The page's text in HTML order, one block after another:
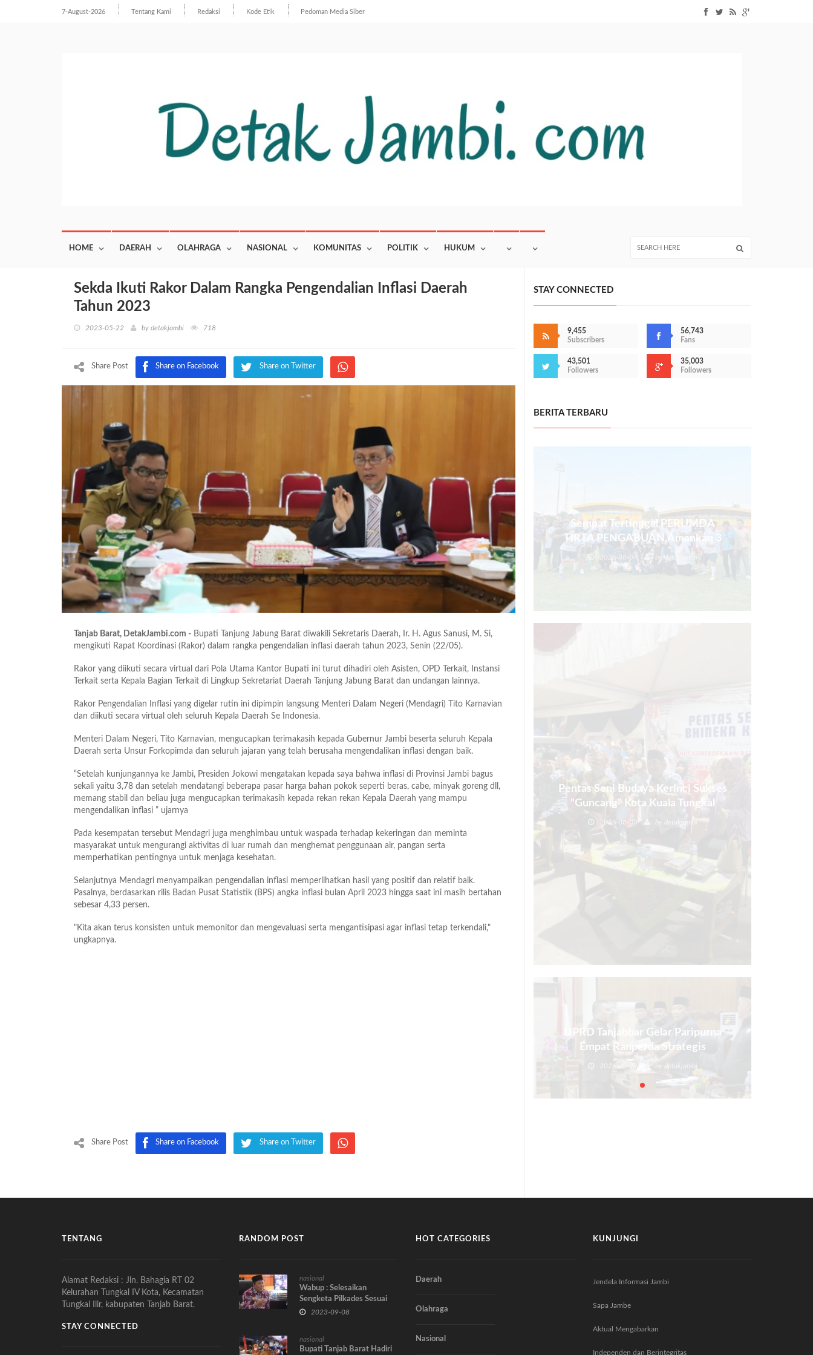
7-August-2026 Tentang Kami Redaksi Kode Etik Pedoman Media Siber
HOME DAERAH OLAHRAGA NASIONAL KOMUNITAS POLITIK HUKUM
Sekda Ikuti Rakor Dalam Rangka Pengendalian Inflasi Daerah
Tahun 2023
2023-05-22 by detakjambi 718
Share Post Share on Facebook Share on Twitter
Tanjab Barat, DetakJambi.com - Bupati Tanjung Jabung Barat diwakili Sekretaris Daerah, Ir. H. Agus Sanusi, M. Si,
mengikuti Rapat Koordinasi (Rakor) dalam rangka pengendalian inflasi daerah tahun 2023, Senin (22/05).
Rakor yang diikuti secara virtual dari Pola Utama Kantor Bupati ini turut dihadiri oleh Asisten, OPD Terkait, Instansi
Terkait serta Kepala Bagian Terkait di Lingkup Sekretariat Daerah Tanjung Jabung Barat dan undangan lainnya.
Rakor Pengendalian Inflasi yang digelar rutin ini dipimpin langsung Menteri Dalam Negeri (Mendagri) Tito Karnavian
dan diikuti secara virtual oleh seluruh Kepala Daerah Se Indonesia.
Menteri Dalam Negeri, Tito Karnavian, mengucapkan terimakasih kepada Gubernur Jambi beserta seluruh Kepala
Daerah serta Unsur Forkopimda dan seluruh jajaran yang telah berusaha mengendalikan inflasi dengan baik.
“Setelah kunjungannya ke Jambi, Presiden Jokowi mengatakan kepada saya bahwa inflasi di Provinsi Jambi bagus
sekali yaitu 3,78 dan setelah mendatangi beberapa pasar harga bahan pokok seperti beras, cabe, minyak goreng dll,
memang stabil dan beliau juga mengucapkan terimakasih kepada rekan rekan Kepala Daerah yang mampu
mengendalikan inflasi ” ujarnya
Pada kesempatan tersebut Mendagri juga menghimbau untuk waspada terhadap kekeringan dan meminta
masyarakat untuk mengurangi aktivitas di luar rumah dan menghemat penggunaan air, pangan serta
memperhatikan pentingnya untuk menjaga kesehatan.
Selanjutnya Mendagri menyampaikan pengendalian inflasi memperlihatkan hasil yang positif dan relatif baik.
Pasalnya, berdasarkan rilis Badan Pusat Statistik (BPS) angka inflasi bulan April 2023 hingga saat ini masih bertahan
sebesar 4,33 persen.
"Kita akan terus konsisten untuk memonitor dan mengevaluasi serta mengantisipasi agar inflasi tetap terkendali,"
ungkapnya.
Share Post Share on Facebook Share on Twitter
STAY CONNECTED
9,455
Subscribers
56,743
Fans
43,501
Followers
35,003
Followers
BERITA TERBARU
Sempat Tertinggal,PERUMDA
TIRTA PENGABUAN,Amankan 3
Poin.
2026-08-04 bydetakjambi
Pentas Seni Budaya Kerinci Sukses
"Guncang" Kota Kuala Tungkal
2026-08-03 by detakjambi
DPRD Tanjabbar Gelar Paripurna
Empat Ranperda Strategis
2026-05-29 detakjambi
TENTANG
Alamat Redaksi : Jln. Bahagia RT 02
Kelurahan Tungkal IV Kota, Kecamatan
Tungkal Ilir, kabupaten Tanjab Barat.
STAY CONNECTED
RANDOM POST
nasional
Wabup : Selesaikan
Sengketa Pilkades Sesuai
Tahapan
2023-09-08
nasional
Bupati Tanjab Barat Hadiri
HOT CATEGORIES
Daerah
Olahraga
Nasional
KUNJUNGI
Jendela Informasi Jambi
Sapa Jambe
Aktual Mengabarkan
Independen dan Berintegritas